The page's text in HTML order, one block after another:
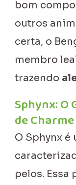
bom
outros
certa, o
membro
trazendo
Sphynx: O
de Charme
O Sphynx é
pelos.